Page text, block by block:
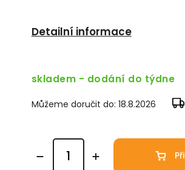
Detailní informace
skladem - dodání do týdne
Můžeme doručit do: 18.8.2026